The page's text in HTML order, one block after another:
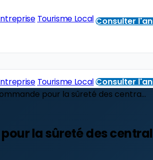
Tourisme LocalConsulter
Tourisme LocalConsulter
pour la sûreté des centra...
la sûreté des